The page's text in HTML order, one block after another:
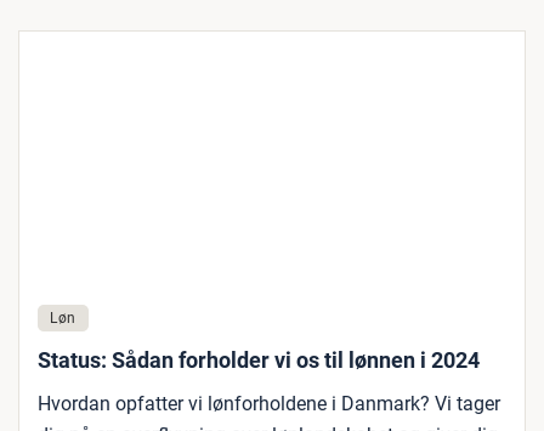
Løn
Status: Sådan forholder vi os til lønnen i 2024
Hvordan opfatter vi lønforholdene i Danmark? Vi tager